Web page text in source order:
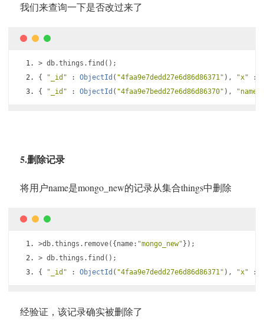
我们来查询一下是否改过来了
> db.things . find ();
{
"_id" : ObjectId ( "4faa9e7dedd27e6d86d86371" ), "x" :
{
"_id" : ObjectId ( "4faa9e7bedd27e6d86d86370" ), "name"
5.删除记录
将用户name是mongo_new的记录从集合things中删除
>db.things . remove({ name: "mongo_new" });
> db.things . find ();
{
"_id" : ObjectId ( "4faa9e7dedd27e6d86d86371" ), "x" :
经验证，该记录确实被删除了